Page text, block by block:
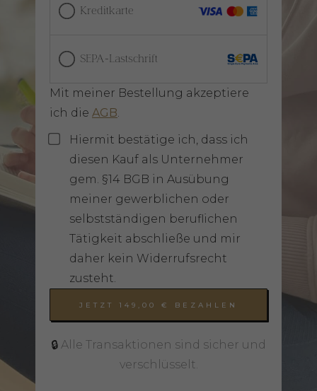
Kreditkarte
SEPA-Lastschrift
Mit meiner Bestellung akzeptiere
ich die AGB.
Hiermit bestätige ich, dass ich
diesen Kauf als Unternehmer
gem. §14 BGB in Ausübung
meiner gewerblichen oder
selbstständigen beruflichen
Tätigkeit abschließe und mir
daher kein Widerrufsrecht
zusteht.
JETZT 149,00 € BEZAHLEN
🔒 Alle Transaktionen sind sicher und
verschlüsselt.